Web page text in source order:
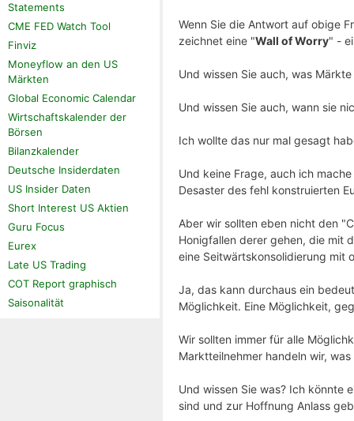
Wenn Sie die Antwort auf obige
zeichnet eine "Wall of Worry" -
Und wissen Sie auch, was
Und wissen Sie auch, wann sie
Ich wollte das nur mal gesagt
Und keine Frage, auch ich
Desaster des fehl konstruierten
Aber wir sollten eben nicht den
Honigfallen derer gehen, die mit
eine Seitwärtskonsolidierung mit
Ja, das kann durchaus ein
Möglichkeit. Eine Möglichkeit,
Wir sollten immer für alle
Marktteilnehmer handeln wir,
Und wissen Sie was? Ich könnte
sind und zur Hoffnung Anlass
Statements
CME FED Watch Tool
Finviz
Moneyflow an den US
Märkten
Global Economic Calendar
Wirtschaftskalender der
Börsen
Bilanzkalender
Deutsche Insiderdaten
US Insider Daten
Short Interest US Aktien
Guru Focus
Eurex
Late US Trading
COT Report graphisch
Saisonalität